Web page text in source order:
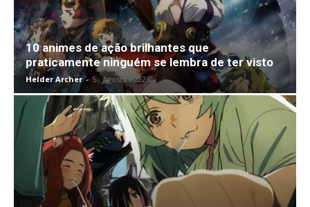
10 animes de ação brilhantes que
praticamente ninguém se lembra de ter visto
Helder Archer - 5 , Agosto , 2026